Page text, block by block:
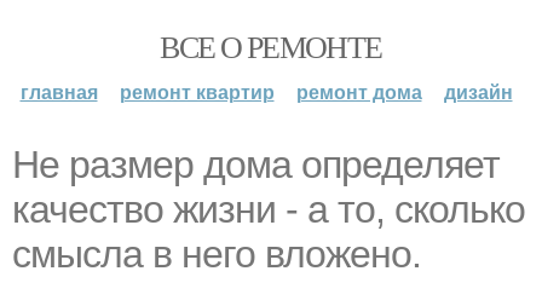
ВСЕ О РЕМОНТЕ
главная ремонт квартир ремонт дома дизайн
Не размер дома определяет
качество жизни - а то, сколько
смысла в него вложено.